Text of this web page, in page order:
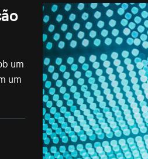
um
um